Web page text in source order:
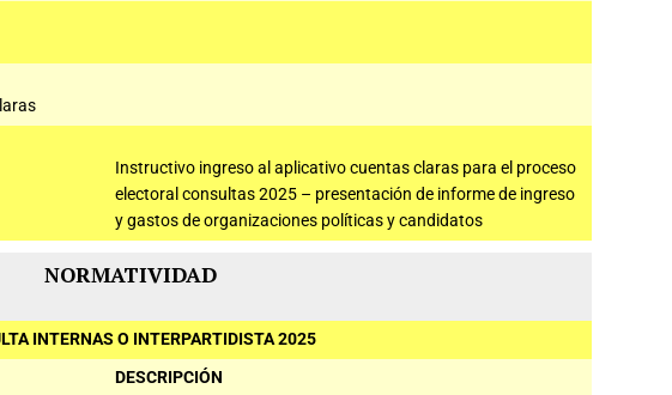
Instructivo ingreso al aplicativo cuentas claras para el proceso
electoral consultas 2025 – presentación de informe de ingreso
y gastos de organizaciones políticas y candidatos
NORMATIVIDAD
INTERNAS O INTERPARTIDISTA 2025
DESCRIPCIÓN